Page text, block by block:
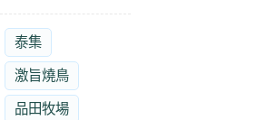
泰集
激旨燒鳥
品田牧場